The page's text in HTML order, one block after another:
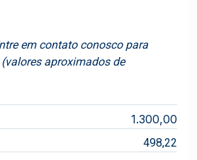
em contato conosco para
aproximados de
1.300,00
498,22